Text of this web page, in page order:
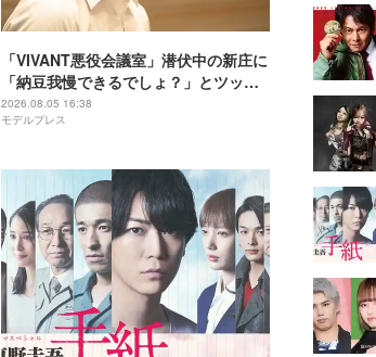
「VIVANT悪役会議室」潜伏中の新庄に
「納豆我慢できるでしょ？」とツッコ
ミ「VIVANT考察をする視聴者目線」
「私も会議に参加したい」と話題【ネ
2026.08.05 16:38
モデルプレス